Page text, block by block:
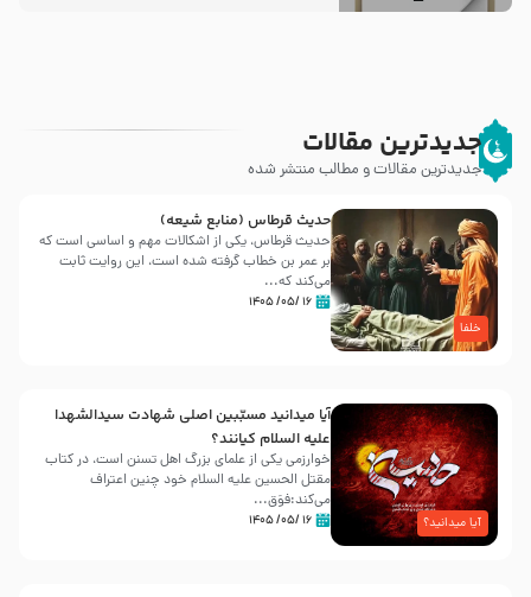
جدیدترین مقالات
جدیدترین مقالات و مطالب منتشر شده
خلفا
حدیث قرطاس (منابع شیعه)
حدیث قرطاس، یکی از اشکالات مهم و اساسی است که
بر عمر بن خطاب گرفته شده است، این روایت ثابت
می‌کند که...
۱۶ /۰۵/ ۱۴۰۵
آیا میدانید؟
آیا میدانید مسبّبین اصلی شهادت سیدالشهدا
علیه ‌السلام کیانند؟
خوارزمی یکی از علمای بزرگ اهل تسنن است، در کتاب
مقتل الحسین علیه ‌السلام خود چنین اعتراف
می‌کند:فوَق...
۱۶ /۰۵/ ۱۴۰۵